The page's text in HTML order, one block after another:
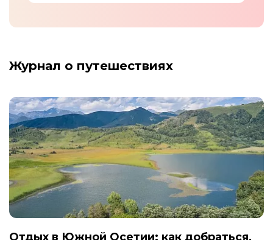
Журнал о путешествиях
Отдых в Южной Осетии: как добраться,